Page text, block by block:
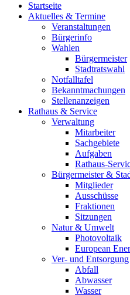
Startseite
Aktuelles & Termine
Veranstaltungen
Bürgerinfo
Wahlen
Bürgermeister
Stadtratswahl
Notfalltafel
Bekanntmachungen
Stellenanzeigen
Rathaus & Service
Verwaltung
Mitarbeiter
Sachgebiete
Aufgaben
Rathaus-
Bürgermeister &
Mitglieder
Ausschüsse
Fraktionen
Sitzungen
Natur & Umwelt
Photovoltaik
European
Ver- und Entsorgung
Abfall
Abwasser
Wasser